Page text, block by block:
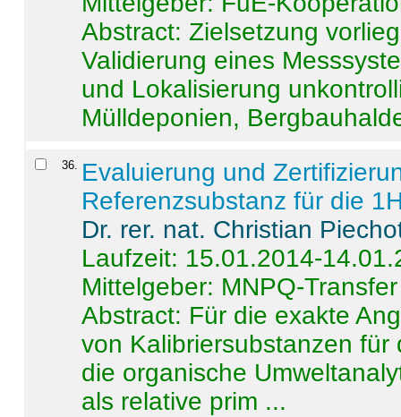
Abstract:Zielsetzung
Validierung eines
und Lokalisierung
Mülldeponien,
36. Evaluierung und
Referenzsubstanz für die
Dr. rer. nat. Christian
Laufzeit: 15.01.2014-
Mittelgeber: MNPQ-Transfer
Abstract: Für die exakte
von Kalibriersubstanzen
die organische
als relative prim ...